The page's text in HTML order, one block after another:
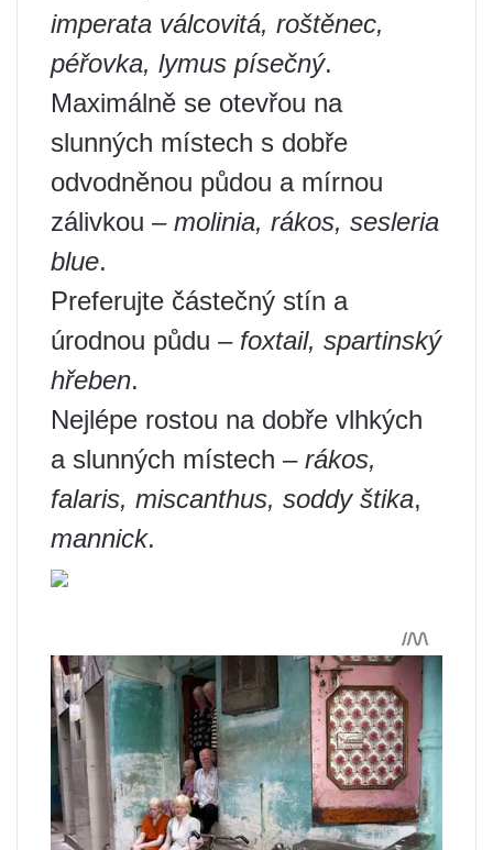
imperata válcovitá, roštěnec,
péřovka, lymus písečný.
Maximálně se otevřou na
slunných místech s dobře
odvodněnou půdou a mírnou
zálivkou – molinia, rákos, sesleria
blue.
Preferujte částečný stín a
úrodnou půdu – foxtail, spartinský
hřeben.
Nejlépe rostou na dobře vlhkých
a slunných místech – rákos,
falaris, miscanthus, soddy štika,
mannick.